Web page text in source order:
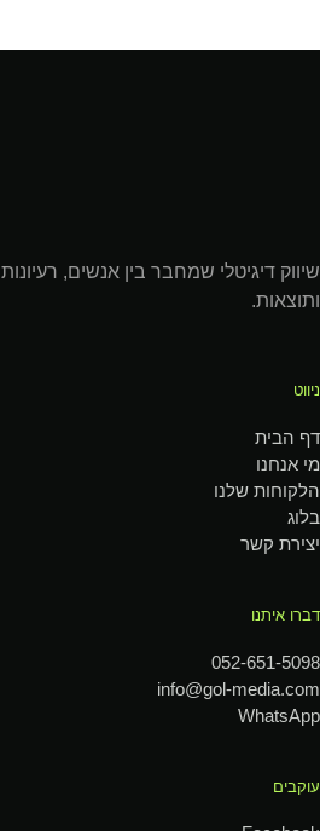
שיווק דיגיטלי שמחבר בין אנשים, רעיונות
ותוצאות.
ניווט
דף הבית
מי אנחנו
הלקוחות שלנו
בלוג
יצירת קשר
דברו איתנו
052-651-5098
info@gol-media.com
WhatsApp
עוקבים